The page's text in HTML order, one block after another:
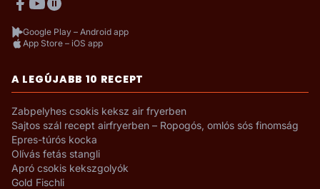
Google Play – Android app
App Store – iOS app
A LEGÚJABB 10 RECEPT
Zabpelyhes csokis keksz air fryerben
Sajtos szál recept airfryerben – Ropogós, omlós sós finomság
Epres-túrós kocka
Olívás fetás stangli
Apró csokis kekszgolyók
Gold Fischli